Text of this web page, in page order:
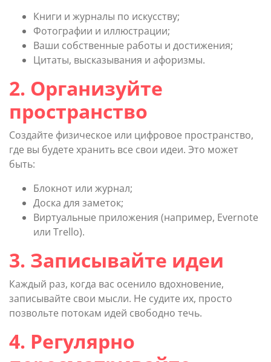
Книги и журналы по искусству;
Фотографии и иллюстрации;
Ваши собственные работы и достижения;
Цитаты, высказывания и афоризмы.
2. Организуйте
пространство
Создайте физическое или цифровое пространство,
где вы будете хранить все свои идеи. Это может
быть:
Блокнот или журнал;
Доска для заметок;
Виртуальные приложения (например, Evernote
или Trello).
3. Записывайте идеи
Каждый раз, когда вас осенило вдохновение,
записывайте свои мысли. Не судите их, просто
позвольте потокам идей свободно течь.
4. Регулярно